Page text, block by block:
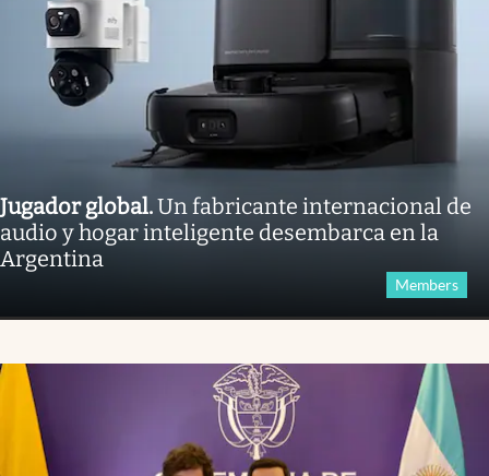
Jugador global.Un fabricante internacional de
audio y hogar inteligente desembarca en la
Argentina
Members